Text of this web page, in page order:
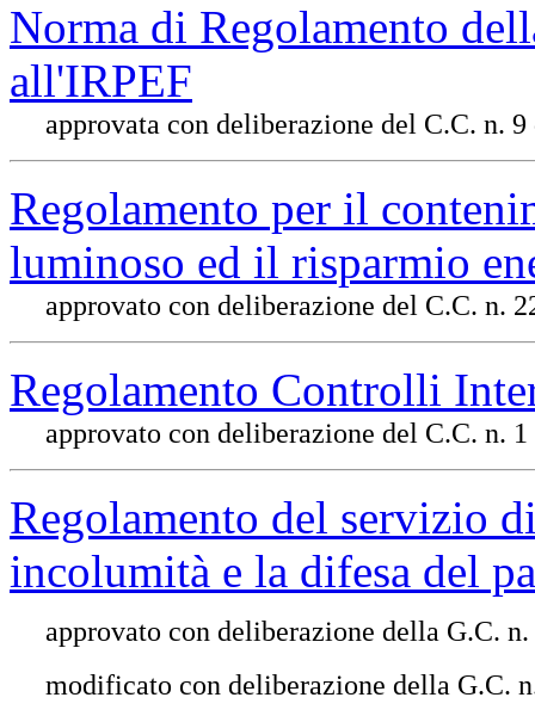
Norma di Regolamento
all'IRPEF
approvata con deliberazione del C.C. n.
Regolamento per il
luminoso ed il risparmio
approvato con deliberazione del C.C. n.
Regolamento Controlli
approvato con deliberazione del C.C. n.
Regolamento del servizio
incolumità e la difesa del
approvato con deliberazione della G.C.
modificato con deliberazione della G.C.